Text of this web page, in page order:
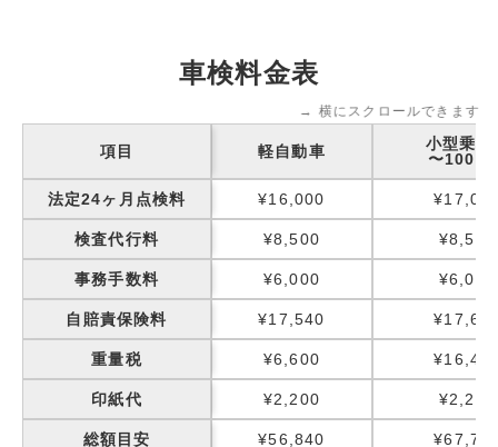
車検料金表
→ 横にスクロールできます
項目 軽自動車
小型乗用
〜
法定24ヶ月点検料 ¥16,000
検査代行料 ¥8,500 ¥8,500
事務手数料 ¥6,000 ¥6,000
自賠責保険料 ¥17,540
重量税 ¥6,600
印紙代 ¥2,200 ¥2,200
総額目安 ¥56,840